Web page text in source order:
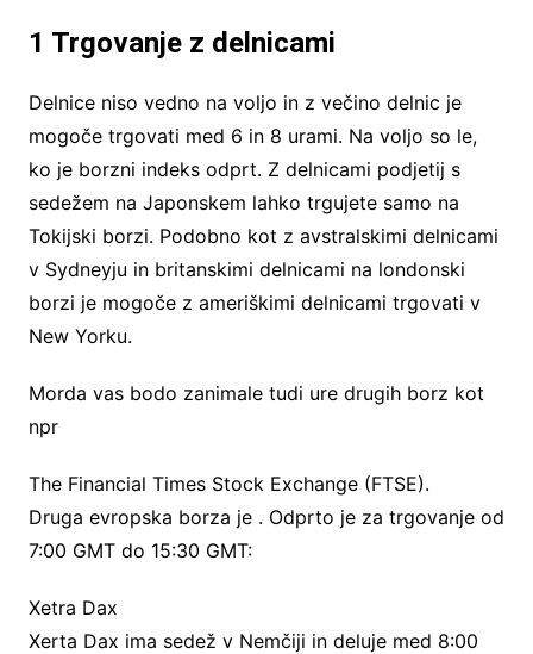
1 Trgovanje z delnicami
Delnice niso vedno na voljo in z večino delnic je
mogoče trgovati med 6 in 8 urami. Na voljo so le,
ko je borzni indeks odprt. Z delnicami podjetij s
sedežem na Japonskem lahko trgujete samo na
Tokijski borzi. Podobno kot z avstralskimi delnicami
v Sydneyju in britanskimi delnicami na londonski
borzi je mogoče z ameriškimi delnicami trgovati v
New Yorku.
Morda vas bodo zanimale tudi ure drugih borz kot
npr
The Financial Times Stock Exchange (FTSE).
Druga evropska borza je . Odprto je za trgovanje od
7:00 GMT do 15:30 GMT:
Xetra Dax
Xerta Dax ima sedež v Nemčiji in deluje med 8:00